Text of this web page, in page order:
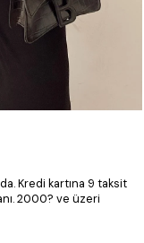
Kredi kartına 9 taksit
2000? ve üzeri